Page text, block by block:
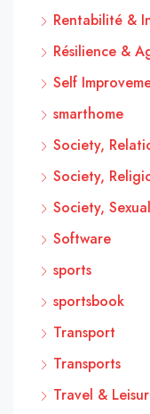
Rentabilité &
Résilience &
Self
smarthome
Society,
Society,
Society,
Software
sports
sportsbook
Transport
Transports
Travel &